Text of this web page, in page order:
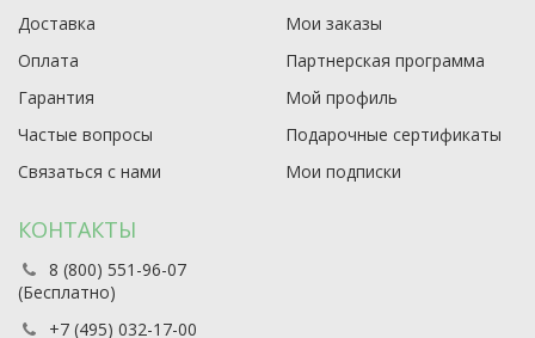
Доставка
Оплата
Гарантия
Частые вопросы
Связаться с нами
Мои заказы
Партнерская программа
Мой профиль
Подарочные сертификаты
Мои подписки
КОНТАКТЫ
8 (800) 551-96-07
(Бесплатно)
+7 (495) 032-17-00